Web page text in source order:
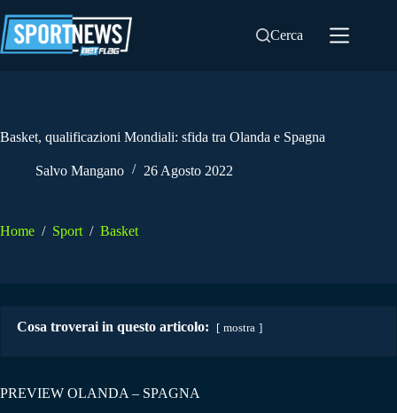
al
contenuto
Cerca
Basket, qualificazioni Mondiali: sfida tra Olanda e Spagna
Salvo Mangano 26 Agosto 2022
Home / Sport / Basket
Cosa troverai in questo articolo: mostra
PREVIEW OLANDA – SPAGNA